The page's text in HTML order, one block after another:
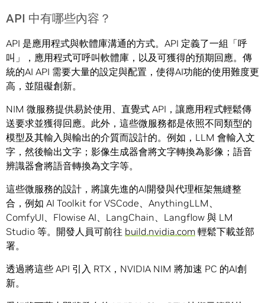
API 中有哪些內容？
API 是應用程式與軟體庫溝通的方式。API 定義了一組「呼
叫」，應用程式可呼叫軟體庫，以及可獲得的預期回應。傳
統的AI API 需要大量的設定與配置，使得AI功能的使用難度更
高，並阻礙創新。
NIM 微服務提供易於使用、直覺式 API，讓應用程式輕鬆傳
送要求並獲得回應。此外，這些微服務都是依照不同類型的
模型及其輸入與輸出的介質而設計的。例如，LLM 會輸入文
字，然後輸出文字；影像生成器會將文字轉換為影像；語音
辨識器會將語音轉換為文字等。
這些微服務的設計，將讓先進的AI開發與代理框架無縫整
合，例如 AI Toolkit for VSCode、AnythingLLM、
ComfyUI、Flowise AI、LangChain、Langflow 與 LM
Studio 等。開發人員可前往 build.nvidia.com 輕鬆下載並部
署。
透過將這些 API 引入 RTX，NVIDIA NIM 將加速 PC 的AI創
新。